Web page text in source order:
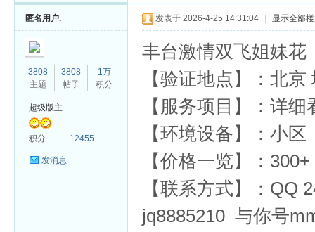
匿名用户.
3808
主题
3808
帖子
1万
积分
超级版主
积分 12455
发消息
发表于 2026-4-25 14:31:04 显示全部
丰台激情双飞姐妹花
【验证地点】：北
【服务项目】：详细
【环境设备】：小区
【价格一览】：300+
【联系方式】：QQ
jq8885210 与你号